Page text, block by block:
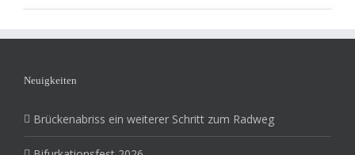
Neuigkeiten
Brückenabriss ein weiterer Schritt zum Radweg